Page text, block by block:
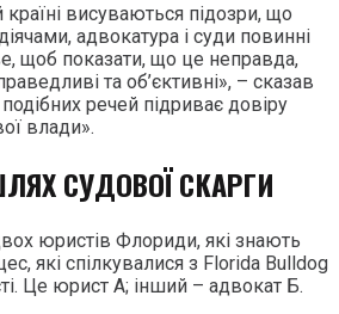
країні висуваються підозри, що
адвокатура і суди повинні
щоб показати, що це неправда,
та об’єктивні», – сказав
речей підриває довіру
влади».
СУДОВОЇ СКАРГИ
юристів Флориди, які знають
які спілкувалися з Florida Bulldog
Це юрист А; інший – адвокат Б.